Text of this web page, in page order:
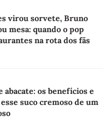
virou sorvete, Bruno
mesa: quando o pop
na rota dos fãs
abacate: os benefícios e
suco cremoso de um